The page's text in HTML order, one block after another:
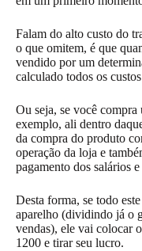
Falam do alto custo do
o que omitem, é que
vendido por um
calculado todos os
Ou seja, se você
exemplo, ali dentro
da compra do produto
operação da loja e
pagamento dos salários
Desta forma, se todo
aparelho (dividindo já o
vendas), ele vai colocar
1200 e tirar seu lucro.